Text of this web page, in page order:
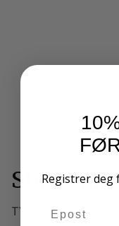
Slips
TYTO
Registrer